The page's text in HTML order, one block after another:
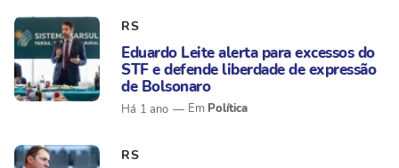
RS
Eduardo Leite alerta para excessos do
STF e defende liberdade de expressão
de Bolsonaro
Há 1 ano Política
RS